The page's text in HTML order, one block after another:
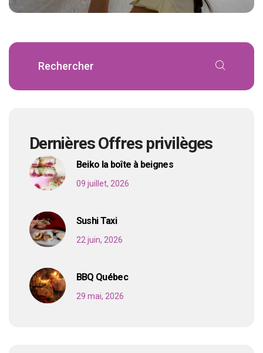
Dernières Offres privilèges
Beiko la boîte à beignes
09 juillet, 2026
Sushi Taxi
22 juin, 2026
BBQ Québec
29 mai, 2026